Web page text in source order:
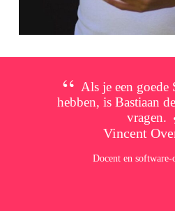
Als je een
hebben, is Bastiaan
vragen.
Vincent
Docent en software-